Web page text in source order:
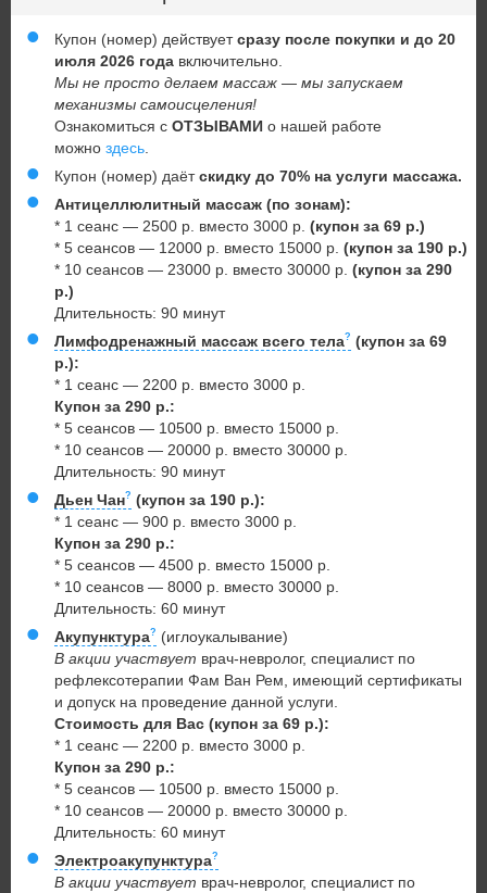
Купон (номер) действуетсразу после покупки и до 20
июля 2026 года включительно.
Мы не просто делаем массаж — мы запускаем
механизмы самоисцеления!
Ознакомиться с ОТЗЫВАМИ о нашей работе
можно здесь.
Купон (номер) даётскидку до 70% на услуги массажа.
Антицеллюлитный массаж (по зонам):
* 1 сеанс — 2500 р. вместо 3000 р. (купон за 69 р.)
* 5 сеансов — 12000 р. вместо 15000 р. (купон за 190 р.)
* 10 сеансов — 23000 р. вместо 30000 р. (купон за 290
р.)
Длительность: 90 минут
Лимфодренажный массаж всего тела
(купон за 69
р.):
* 1 сеанс — 2200 р. вместо 3000 р.
Купон за 290 р.:
* 5 сеансов — 10500 р. вместо 15000 р.
* 10 сеансов — 20000 р. вместо 30000 р.
Длительность: 90 минут
Дьен Чан
(купон за 190 р.):
* 1 сеанс — 900 р. вместо 3000 р.
Купон за 290 р.:
* 5 сеансов — 4500 р. вместо 15000 р.
* 10 сеансов — 8000 р. вместо 30000 р.
Длительность: 60 минут
Акупунктура
(иглоукалывание)
В акции участвует врач-невролог, специалист по
рефлексотерапии Фам Ван Рем, имеющий сертификаты
и допуск на проведение данной услуги.
Стоимость для Вас (купон за 69 р.):
* 1 сеанс — 2200 р. вместо 3000 р.
Купон за 290 р.:
* 5 сеансов — 10500 р. вместо 15000 р.
* 10 сеансов — 20000 р. вместо 30000 р.
Длительность: 60 минут
Электроакупунктура
В акции участвует врач-невролог, специалист по